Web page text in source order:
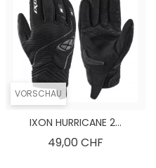
VORSCHAU
IXON HURRICANE 2...
49,00 CHF